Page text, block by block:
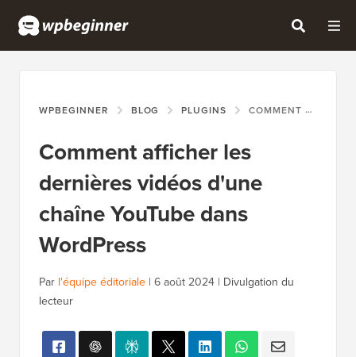
WPBEGINNER BLOG PLUGINS COMMENT AFFICHER LES DERNIÈRES VIDÉOS D'UNE CHAÎNE YOUTUBE DANS WORDPRESS
Comment afficher les
dernières vidéos d'une
chaîne YouTube dans
WordPress
Par l'équipe éditoriale | 6 août 2024 | Divulgation du
lecteur